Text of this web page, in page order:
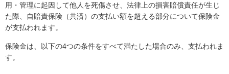
用・管理に起因して他人を死傷させ、法律上の損害賠償責任が生じ
た際、自賠責保険（共済）の支払い額を超える部分について保険金
が支払われます。
保険金は、以下の4つの条件をすべて満たした場合のみ、支払われま
す。